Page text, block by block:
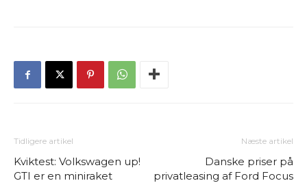
Tidligere artikel
Kviktest: Volkswagen up!
GTI er en miniraket
Næste artikel
Danske priser på
privatleasing af Ford Focus